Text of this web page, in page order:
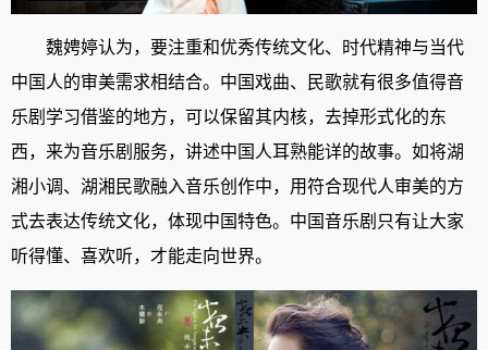
魏娉婷认为，要注重和优秀传统文化、时代精神与当代
中国人的审美需求相结合。中国戏曲、民歌就有很多值得音
乐剧学习借鉴的地方，可以保留其内核，去掉形式化的东
西，来为音乐剧服务，讲述中国人耳熟能详的故事。如将湖
湘小调、湖湘民歌融入音乐创作中，用符合现代人审美的方
式去表达传统文化，体现中国特色。中国音乐剧只有让大家
听得懂、喜欢听，才能走向世界。